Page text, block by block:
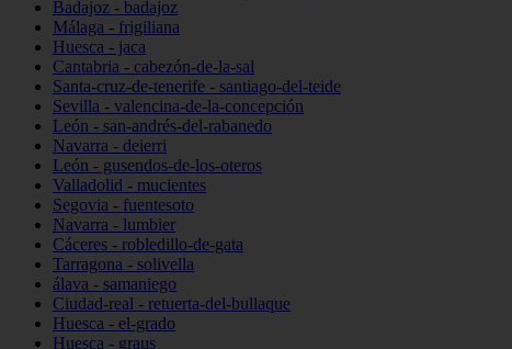
Badajoz - badajoz
Málaga - frigiliana
Huesca - jaca
Cantabria - cabezón-de-la-sal
Santa-cruz-de-tenerife - santiago-del-teide
Sevilla - valencina-de-la-concepción
León - san-andrés-del-rabanedo
Navarra - deierri
León - gusendos-de-los-oteros
Valladolid - mucientes
Segovia - fuentesoto
Navarra - lumbier
Cáceres - robledillo-de-gata
Tarragona - solivella
álava - samaniego
Ciudad-real - retuerta-del-bullaque
Huesca - el-grado
Huesca - graus